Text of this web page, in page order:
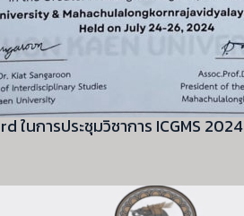
ในการประชุมวิชาการ ICGMS 2024